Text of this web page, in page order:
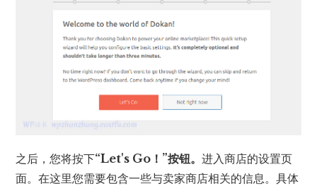
之后，您将按下“Let's Go！”按钮。进入商店的设置页
面。在这里您需要包含一些与卖家商店相关的信息。具体